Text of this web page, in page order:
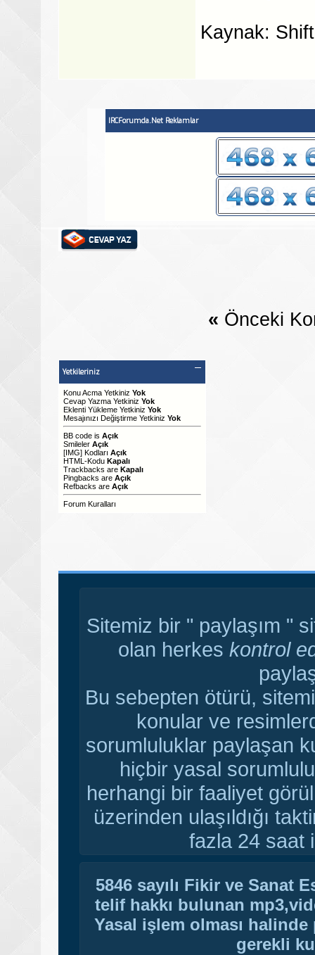
Kaynak:
IRCForumda.Net Reklamlar
« Önceki
Yetkileriniz
Konu Acma Yetkiniz Yok
Cevap Yazma Yetkiniz Yok
Eklenti Yükleme Yetkiniz Yok
Mesajınızı Değiştirme Yetkiniz Yok
BB code is Açık
Smileler Açık
[IMG] Kodları Açık
HTML-Kodu Kapalı
Trackbacks are Kapalı
Pingbacks are Açık
Refbacks are Açık
Forum Kuralları
Sitemiz bir " paylaşım "
olan herkes kontrol
Bu sebepten ötürü,
konular ve
sorumluluklar paylaşan
hiçbir yasal
herhangi bir faaliyet
üzerinden ulaşıldığı
fazla 24 saat
5846 sayılı Fikir ve Sanat
telif hakkı bulunan
Yasal işlem olması
gerekli